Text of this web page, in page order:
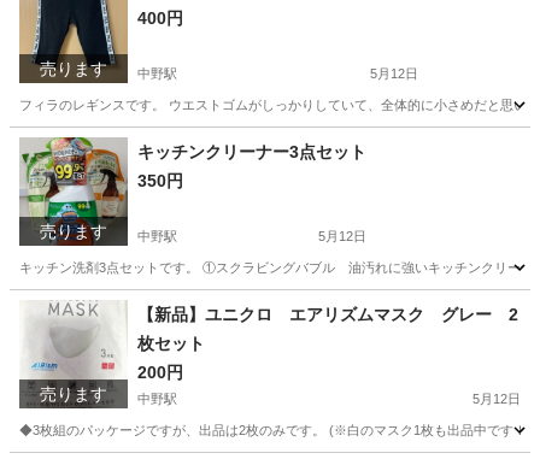
売ります
400円
中野駅 5月12日
フィラのレギンスです。 ウエストゴムがしっかりしていて、全体的に小さめだと思
東京 中野区 中野駅 キッズ用品 レギンス
売ります
キッチンクリーナー3点セット
350円
中野駅 5月12日
キッチン洗剤3点セットです。 ①スクラビングバブル 油汚れに強いキッチンク
東京 中野区 中野駅 掃除用具 クリーナー
売ります
【新品】ユニクロ エアリズムマスク グレー 2
枚セット
200円
中野駅 5月12日
◆3枚組のパッケージですが、出品は2枚のみです。 (※白のマスク1枚も出品中です！)